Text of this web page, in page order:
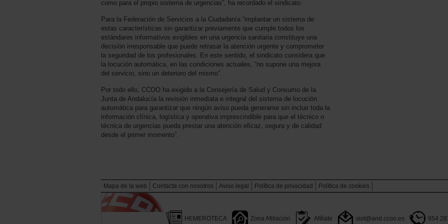
como para el propio sistema de urgencias”, ha recordado el sindicato.
Para la Federación de Servicios a la Ciudadanía “implantar un sistema de
estas características sin garantizar previamente que cumple todos los
estándares informativos exigibles en una urgencia sanitaria constituye una
decisión irresponsable que puede retrasar la atención urgente y comprometer
la seguridad de los profesionales. En este sentido, el sindicato considera que
la locución automática, en las condiciones actuales, “no supone una mejora
del servicio, sino un deterioro del mismo”.
Por todo ello, CCOO ha exigido a la Consejería de Salud y Consumo de la
Junta de Andalucía la revisión inmediata e integral del sistema de locución
automática para garantizar que ningún aviso pueda generarse sin incluir toda la
información clínica, logística y operativa imprescindible para que el técnico o
técnica de urgencias pueda prestar una atención eficaz, segura y de calidad
desde el primer momento”.
Mapa de la web Contacta con nosotros Aviso legal Política de privacidad Polìtica de cookies
HEMEROTECA Zona Afiliación Afíliate siot@and.ccoo.es 954